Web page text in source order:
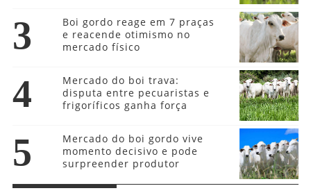
3
Boi gordo reage em 7 praças
e reacende otimismo no
mercado físico
4
Mercado do boi trava:
disputa entre pecuaristas e
frigoríficos ganha força
5
Mercado do boi gordo vive
momento decisivo e pode
surpreender produtor